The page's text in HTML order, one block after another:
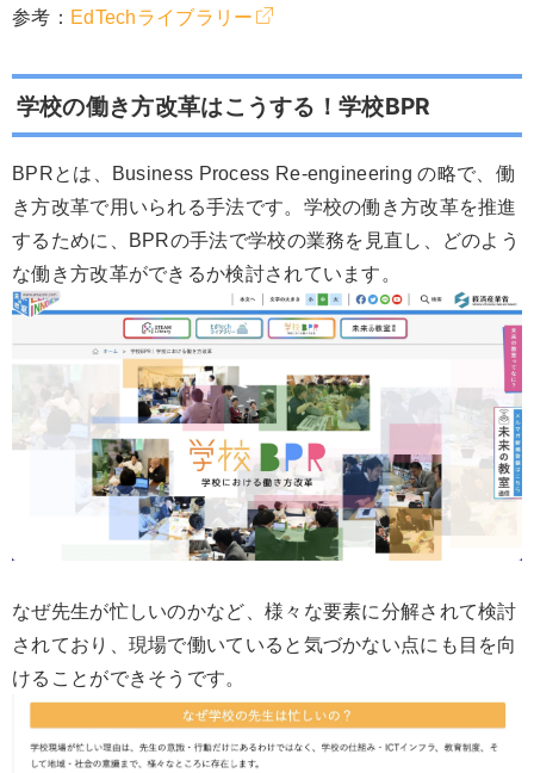
参考： EdTechライブラリー
学校の働き方改革はこうする！学校BPR
BPRとは、Business Process Re-engineering の略で、働
き方改革で用いられる手法です。学校の働き方改革を推進
するために、BPRの手法で学校の業務を見直し、どのよう
な働き方改革ができるか検討されています。
なぜ先生が忙しいのかなど、様々な要素に分解されて検討
されており、現場で働いていると気づかない点にも目を向
けることができそうです。